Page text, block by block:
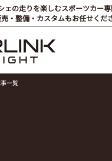
ェの走りを楽しむスポーツカー
売・整備・カスタムもお任せくだ
一覧